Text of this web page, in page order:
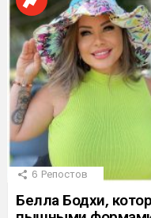
6 Репостов
Белла Бодхи,